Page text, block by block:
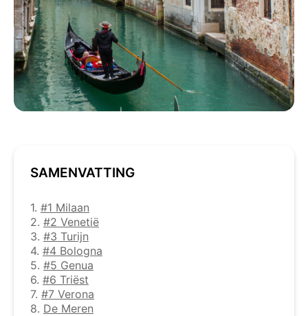
SAMENVATTING
1. #1 Milaan
2. #2 Venetië
3. #3 Turijn
4. #4 Bologna
5. #5 Genua
6. #6 Triëst
7. #7 Verona
8. De Meren